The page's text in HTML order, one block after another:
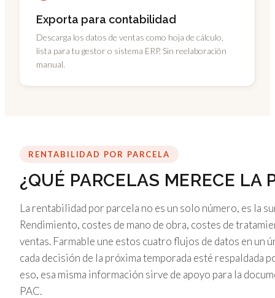
Exporta para contabilidad
Descarga los datos de ventas como hoja de cálculo,
lista para tu gestor o sistema ERP. Sin reelaboración
manual.
RENTABILIDAD POR PARCELA
¿QUÉ PARCELAS MERECE LA
La rentabilidad por parcela no es un solo número, es la
Rendimiento, costes de mano de obra, costes de
ventas. Farmable une estos cuatro flujos de datos en un
cada decisión de la próxima temporada esté respaldada
eso, esa misma información sirve de apoyo para la
PAC.